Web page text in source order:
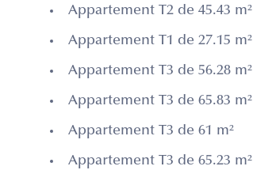
Appartement T2 de 45.43 m²
Appartement T1 de 27.15 m²
Appartement T3 de 56.28 m²
Appartement T3 de 65.83 m²
Appartement T3 de 61 m²
Appartement T3 de 65.23 m²